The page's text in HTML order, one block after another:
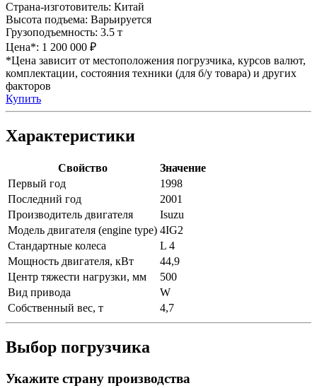
Страна-изготовитель: Китай
Высота подъема: Варьируется
Грузоподъемность: 3.5 т
Цена*: 1 200 000 ₽
*Цена зависит от местоположения погрузчика, курсов валют,
комплектации, состояния техники (для б/у товара) и других
факторов
Купить
Характеристики
Свойство
Значение
Первый год
1998
Последний год
2001
Производитель двигателя
Isuzu
Модель двигателя (engine type) 4IG2
Стандартные колеса
L 4
Мощность двигателя, кВт
44,9
Центр тяжести нагрузки, мм
500
Вид привода
W
Собственный вес, т
4,7
Выбор погрузчика
Укажите страну производства